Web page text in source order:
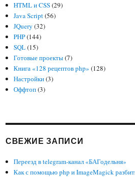
HTML и CSS(29)
Java Script(56)
JQuery (32)
PHP(144)
SQL(15)
Готовые проекты(7)
Книга «128 рецептов php» (128)
Настройки(3)
Оффтоп(3)
СВЕЖИЕ ЗАПИСИ
Переезд в telegram-канал «БАГодельня»
Как с помощью php и ImageMagick